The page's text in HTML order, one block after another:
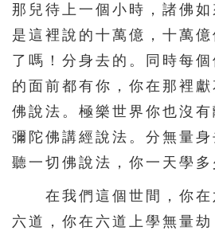
那兒待上一個小時，諸佛
是這裡說的十萬億，十萬
了嗎！分身去的。同時每
的面前都有你，你在那裡
佛說法。極樂世界你也沒
彌陀佛講經說法。分無量身
聽一切佛說法，你一天學多
在我們這個世間，你在
六道，你在六道上學無量